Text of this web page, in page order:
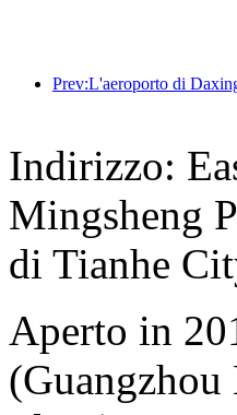
Indirizzo:
Mingsheng
di Tianhe
Aperto in
(Guangzhou